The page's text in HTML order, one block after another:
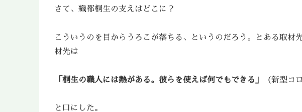
さて、織都桐生の支えはどこに？
こういうのを目からうろこが落ちる、というのだろう。とある取
材先は
「桐生の職人には熱がある。彼らを使えば何でもできる」 （新型コ
と口にした。